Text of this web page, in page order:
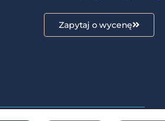
Zapytaj o wycenę